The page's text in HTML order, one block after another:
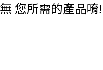
您所需的產品唷!